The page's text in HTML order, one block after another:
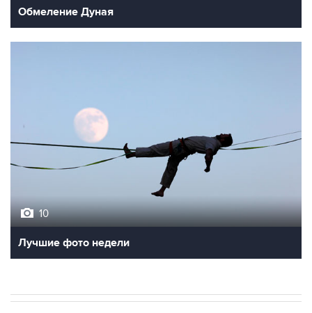
Обмеление Дуная
10
Лучшие фото недели